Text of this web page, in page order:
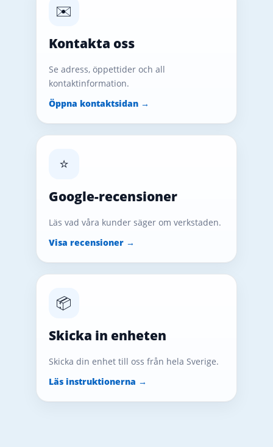
✉️
Kontakta oss
Se adress, öppettider och all
kontaktinformation.
Öppna kontaktsidan →
⭐
Google-recensioner
Läs vad våra kunder säger om verkstaden.
Visa recensioner →
📦
Skicka in enheten
Skicka din enhet till oss från hela Sverige.
Läs instruktionerna →